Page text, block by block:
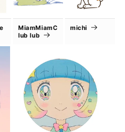
MiamMiamC
lub lub
michi